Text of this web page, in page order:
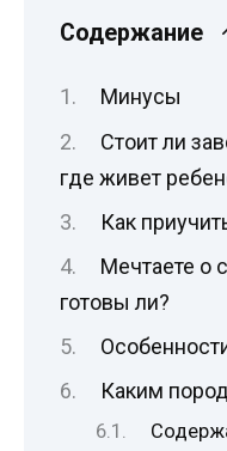
Содержание
Минусы
Стоит ли
где живет
Как
Мечтаете о
готовы ли?
Каким